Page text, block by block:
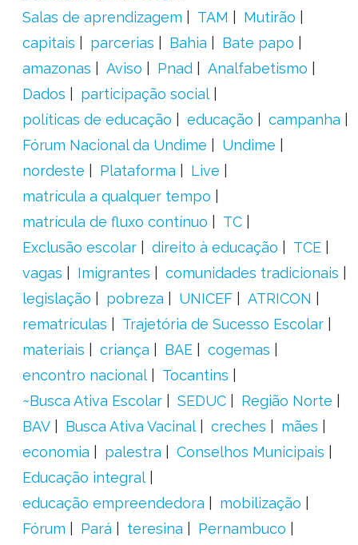
Salas de aprendizagem
TAM
Mutirão
capitais
parcerias Bahia
Bate papo
amazonas
Aviso Pnad
Analfabetismo
Dados
participação social
políticas de educação
educação
campanha
Fórum Nacional da Undime
Undime
nordeste
Plataforma
Live
matrícula a qualquer tempo
matrícula de fluxo contínuo
TC
Exclusão escolar
direito à educação
TCE
vagas
Imigrantes
comunidades tradicionais
legislação
pobreza UNICEF
ATRICON
rematrículas
Trajetória de Sucesso Escolar
materiais
criança BAE
cogemas
encontro nacional
Tocantins
~Busca Ativa Escolar
SEDUC
Região Norte
BAV
Busca Ativa Vacinal creches
mães
economia
palestra
Conselhos Municipais
Educação integral
educação empreendedora
mobilização
Fórum
Pará teresina Pernambuco